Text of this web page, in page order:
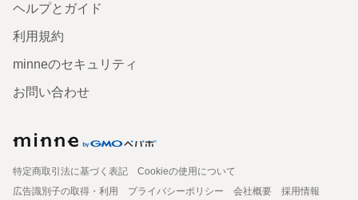
ヘルプとガイド
利用規約
minneのセキュリティ
お問い合わせ
特定商取引法に基づく表記
Cookieの使用について
広告識別子の取得・利用
プライバシーポリシー 会社概要
採用情報